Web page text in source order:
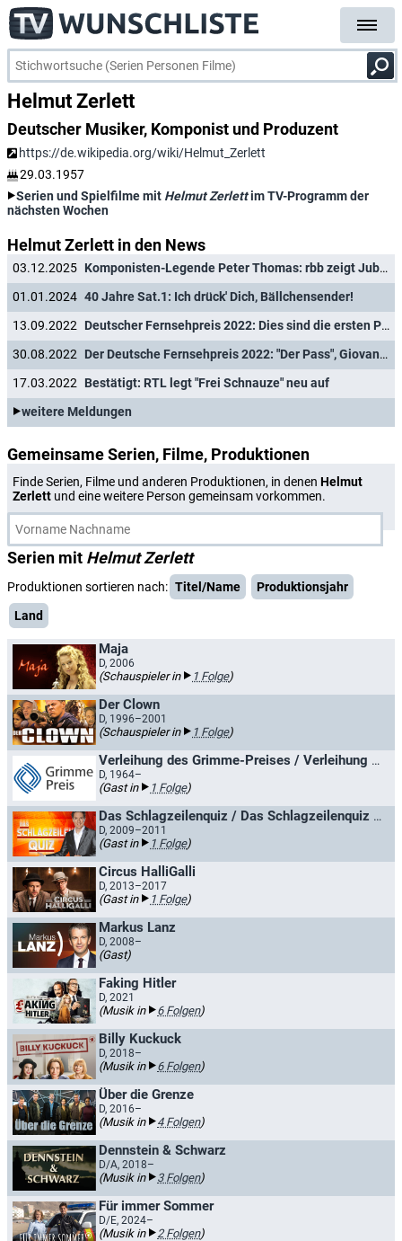
Helmut Zerlett
Deutscher Musiker, Komponist und Produzent
https://de.wikipedia.org/wiki/Helmut_Zerlett
29.03.1957
Serien und Spielfilme mit Helmut Zerlettim TV-Programm der
nächsten Wochen
Helmut Zerlett in den News
03.12.2025
Komponisten-Legende Peter Thomas: rbb zeigt Jubiläumsshow mit Oliver Kalkofe
01.01.2024 40 Jahre Sat.1: Ich drück' Dich, Bällchensender!
13.09.2022
Deutscher Fernsehpreis 2022: Dies sind die ersten Preisträger
30.08.2022
Der Deutsche Fernsehpreis 2022: "Der Pass", Giovanni Zarrella und "LOL" im Rennen
17.03.2022 Bestätigt: RTL legt "Frei Schnauze" neu auf
weitere Meldungen
Gemeinsame Serien, Filme, Produktionen
Finde Serien, Filme und anderen Produktionen, in denen Helmut
Zerlett und eine weitere Person gemeinsam vorkommen.
Serien mit Helmut Zerlett
Produktionen sortieren nach: Titel/Name
Produktionsjahr
Land
Maja
D, 2006
(Schauspieler in 1 Folge)
Der Clown
D, 1996–2001
(Schauspieler in 1 Folge)
Verleihung des Grimme-Preises / Verleihung des Adolf-Grimme-Preises
D, 1964–
(Gast in 1 Folge)
Das Schlagzeilenquiz / Das Schlagzeilenquiz mit Sven Lorig
D, 2009–2011
(Gast in 1 Folge)
Circus HalliGalli
D, 2013–2017
(Gast in 1 Folge)
Markus Lanz
D, 2008–
(Gast)
Faking Hitler
D, 2021
(Musik in 6 Folgen)
Billy Kuckuck
D, 2018–
(Musik in 6 Folgen)
Über die Grenze
D, 2016–
(Musik in 4 Folgen)
Dennstein & Schwarz
D/A, 2018–
(Musik in 3 Folgen)
Für immer Sommer
D/E, 2024–
(Musik in 2 Folgen)